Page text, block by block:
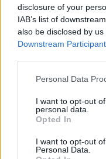
disclosure of your
IAB’s list of
also be disclosed by
Downstream
Personal Data
I want to opt-out
personal data.
Opted In
I want to opt-out
Personal Data.
IAB Hellas: Νέα Διοικούσα
Πρόεδρος ο Γαληνός
την κορυφή της
αποδοτικότητας
Το FIAT 500 Hybrid τώρα